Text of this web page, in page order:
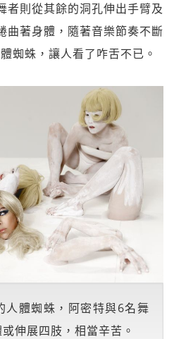
者則從其餘的洞孔伸出手臂及
曲著身體，隨著音樂節奏不斷
蜘蛛，讓人看了咋舌不已。
人體蜘蛛，阿密特與6名舞
伸展四肢，相當辛苦。